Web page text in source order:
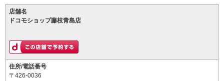
店舗名
ドコモショップ藤枝青島店
住所/電話番号
〒426-0036